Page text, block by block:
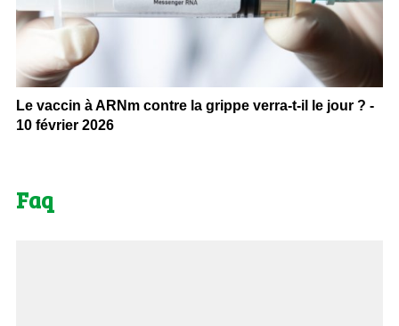
Le vaccin à ARNm contre la grippe verra-t-il le jour ? -
10 février 2026
Faq